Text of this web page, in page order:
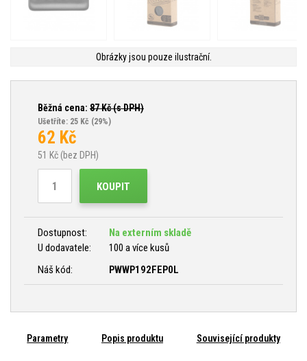
Obrázky jsou pouze ilustrační.
Běžná cena: 87Kč (s DPH)
Ušetříte: 25 Kč (29%)
62 Kč
51 Kč (bez DPH)
KOUPIT
Dostupnost:
Na externím skladě
U dodavatele:
100 a více kusů
Náš kód:
PWWP192FEP0L
Parametry Popis produktu Související produkty